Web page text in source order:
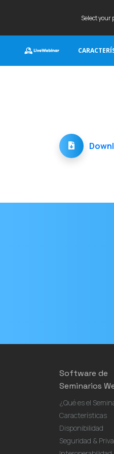
Select your
Software de
Seminarios
¿Qué es el
Características
Disponibilidad
Seguridad &